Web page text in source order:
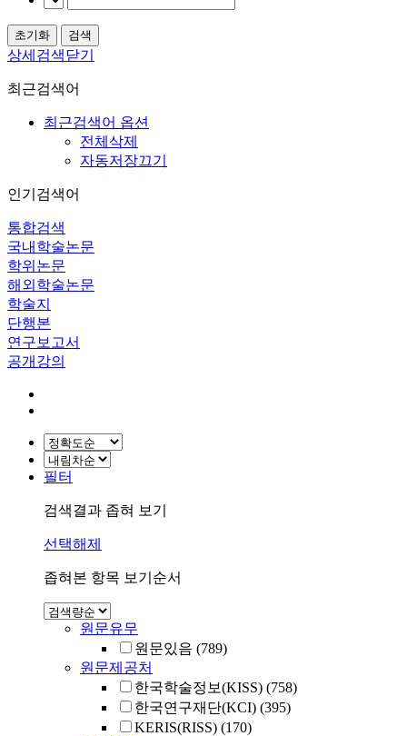
상세검색닫기
최근검색어
최근검색어 옵션
전체삭제
자동저장끄기
인기검색어
통합검색
국내학술논문
학위논문
해외학술논문
학술지
단행본
연구보고서
공개강의
필터
검색결과 좁혀 보기
선택해제
좁혀본 항목 보기순서
원문유무
원문있음 (789)
원문제공처
한국학술정보(KISS) (758)
한국연구재단(KCI) (395)
KERIS(RISS) (170)